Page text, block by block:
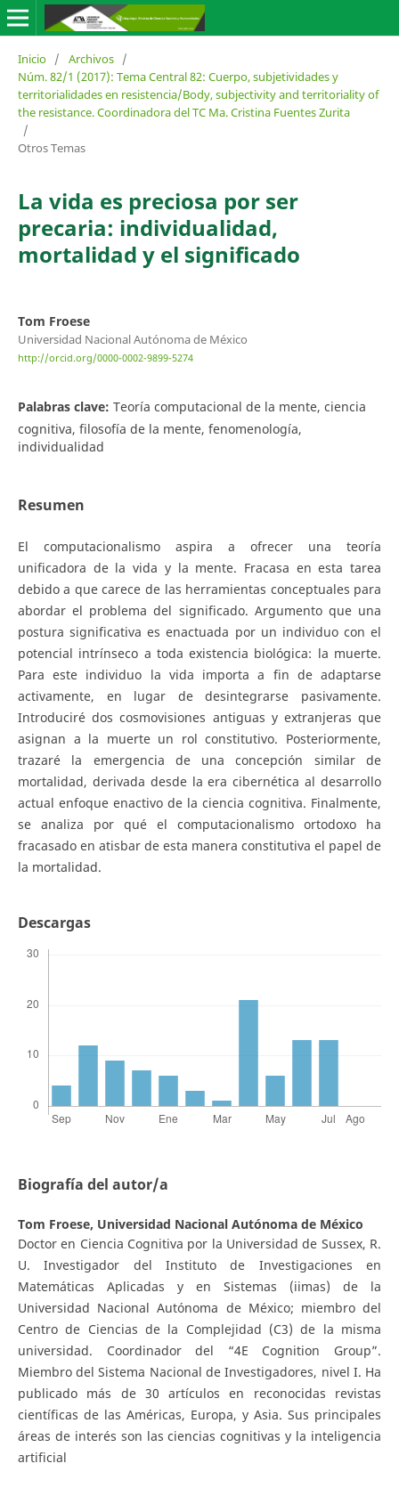
Inicio / Archivos /
Núm. 82/1 (2017): Tema Central 82: Cuerpo, subjetividades y
territorialidades en resistencia/Body, subjectivity and territoriality of
the resistance. Coordinadora del TC Ma. Cristina Fuentes Zurita
/
Otros Temas
La vida es preciosa por ser
precaria: individualidad,
mortalidad y el significado
Tom Froese
Universidad Nacional Autónoma de México
http://orcid.org/0000-0002-9899-5274
Palabras clave: Teoría computacional de la mente, ciencia
cognitiva, filosofía de la mente, fenomenología,
individualidad
Resumen
El computacionalismo aspira a ofrecer una teoría
unificadora de la vida y la mente. Fracasa en esta tarea
debido a que carece de las herramientas conceptuales para
abordar el problema del significado. Argumento que una
postura significativa es enactuada por un individuo con el
potencial intrínseco a toda existencia biológica: la muerte.
Para este individuo la vida importa a fin de adaptarse
activamente, en lugar de desintegrarse pasivamente.
Introduciré dos cosmovisiones antiguas y extranjeras que
asignan a la muerte un rol constitutivo. Posteriormente,
trazaré la emergencia de una concepción similar de
mortalidad, derivada desde la era cibernética al desarrollo
actual enfoque enactivo de la ciencia cognitiva. Finalmente,
se analiza por qué el computacionalismo ortodoxo ha
fracasado en atisbar de esta manera constitutiva el papel de
la mortalidad.
Descargas
Biografía del autor/a
Tom Froese, Universidad Nacional Autónoma de México
Doctor en Ciencia Cognitiva por la Universidad de Sussex, R.
U. Investigador del Instituto de Investigaciones en
Matemáticas Aplicadas y en Sistemas (iimas) de la
Universidad Nacional Autónoma de México; miembro del
Centro de Ciencias de la Complejidad (C3) de la misma
universidad. Coordinador del “4E Cognition Group”.
Miembro del Sistema Nacional de Investigadores, nivel I. Ha
publicado más de 30 artículos en reconocidas revistas
científicas de las Américas, Europa, y Asia. Sus principales
áreas de interés son las ciencias cognitivas y la inteligencia
artificial